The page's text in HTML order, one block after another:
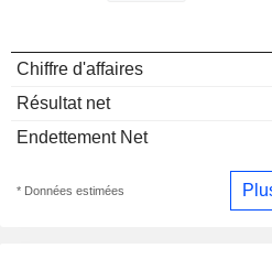
Chiffre d'affaires
Résultat net
Endettement Net
* Données estimées